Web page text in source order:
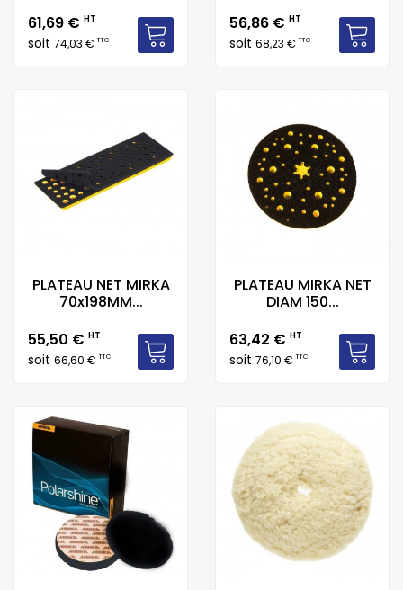
Prix
61,69 € HT
soit 74,03 €TTC
Prix
56,86 € HT
soit 68,23 €TTC
PLATEAU NET MIRKA
70x198MM...
Prix
55,50 € HT
soit 66,60 €TTC
PLATEAU MIRKA NET
DIAM 150...
Prix
63,42 € HT
soit 76,10 €TTC